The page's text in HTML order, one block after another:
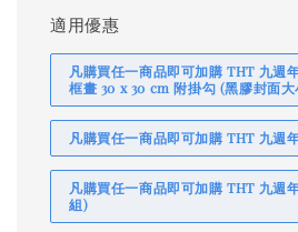
適用優惠
凡購買任一商品即可加購 THT 九週
框畫 30 x 30 cm 附掛勾 (黑膠封面大
凡購買任一商品即可加購 THT 九週
凡購買任一商品即可加購 THT 九週
組)